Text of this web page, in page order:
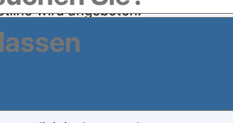
wird angeboten:
0800 1016118